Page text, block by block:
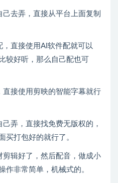
去弄，直接从平台上面复制
直接使用AI软件配就可以
较好听，那么自己配也可
接使用剪映的智能字幕就行
弄，直接找免费无版权的，
买打包好的就行了。
辑好了，然后配音，做成小
作非常简单，机械式的。